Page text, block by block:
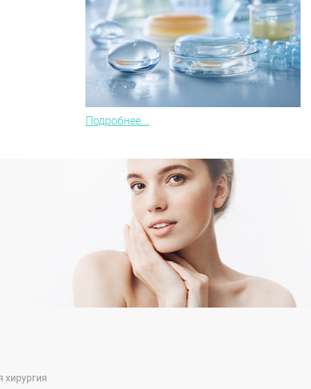
Подробнее...
хирургия